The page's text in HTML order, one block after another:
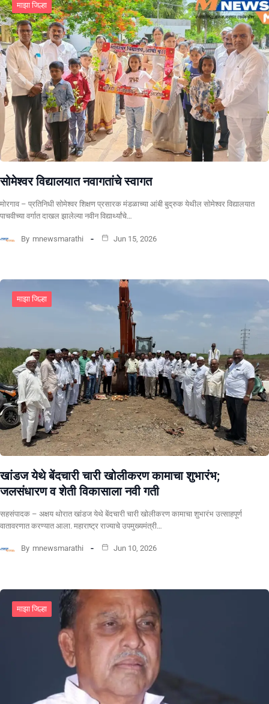
माझा जिल्हा
सोमेश्वर विद्यालयात नवागतांचे स्वागत
मोरगाव – प्रतिनिधी सोमेश्वर शिक्षण प्रसारक मंडळाच्या आंबी बुद्रुक येथील सोमेश्वर विद्यालयात
पाचवीच्या वर्गात दाखल झालेल्या नवीन विद्यार्थ्यांचे…
By mnewsmarathi Jun 15, 2026
माझा जिल्हा
खांडज येथे बेंदचारी चारी खोलीकरण कामाचा शुभारंभ;
जलसंधारण व शेती विकासाला नवी गती
सहसंपादक – अक्षय थोरात खांडज येथे बेंदचारी चारी खोलीकरण कामाचा शुभारंभ उत्साहपूर्ण
वातावरणात करण्यात आला. महाराष्ट्र राज्याचे उपमुख्यमंत्री…
By mnewsmarathi Jun 10, 2026
माझा जिल्हा